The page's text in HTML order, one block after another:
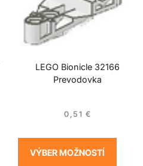
LEGO Bionicle 32166
Prevodovka
0,51 €
VÝBER MOŽNOSTÍ